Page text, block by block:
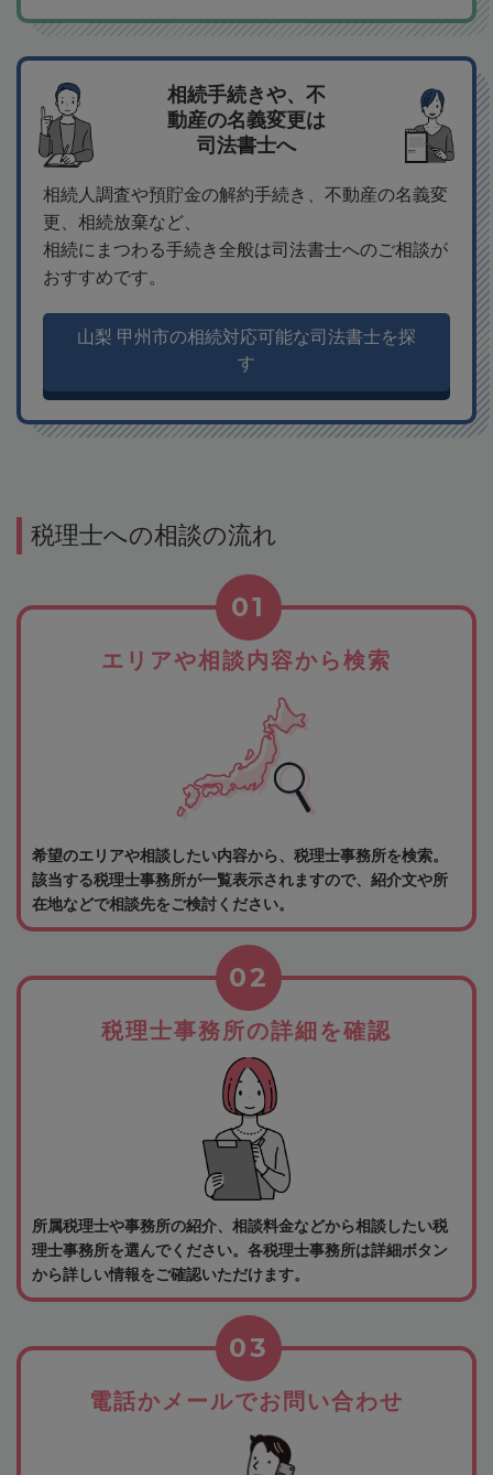
相続手続きや、不
動産の名義変更は
司法書士へ
相続人調査や預貯金の解約手続き、不動産の名義変
更、相続放棄など、
相続にまつわる手続き全般は司法書士へのご相談が
おすすめです。
山梨 甲州市の相続対応可能な司法書士を探
す
税理士への相談の流れ
エリアや相談内容から検索
01
希望のエリアや相談したい内容から、税理士事務所を検索。
該当する税理士事務所が一覧表示されますので、紹介文や所
在地などで相談先をご検討ください。
税理士事務所の詳細を確認
02
所属税理士や事務所の紹介、相談料金などから相談したい税
理士事務所を選んでください。各税理士事務所は詳細ボタン
から詳しい情報をご確認いただけます。
電話かメールでお問い合わせ
03